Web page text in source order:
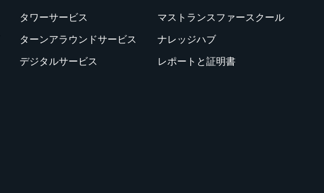
タワーサービス
ターンアラウンドサービス
デジタルサービス
マストランスファースクール
ナレッジハブ
レポートと証明書